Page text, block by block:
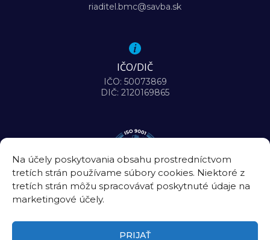
Na účely poskytovania obsahu prostredníctvom
tretích strán používame súbory cookies. Niektoré z
tretích strán môžu spracovávať poskytnuté údaje na
marketingové účely.
PRIJAŤ
riaditel.bmc@savba.sk
IČO/DIČ
IČO: 50073869
DIČ: 2120169865